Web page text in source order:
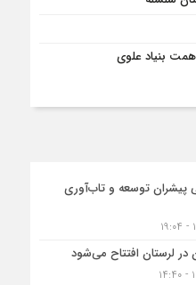
پیشران توسعه و تاب‌آوری